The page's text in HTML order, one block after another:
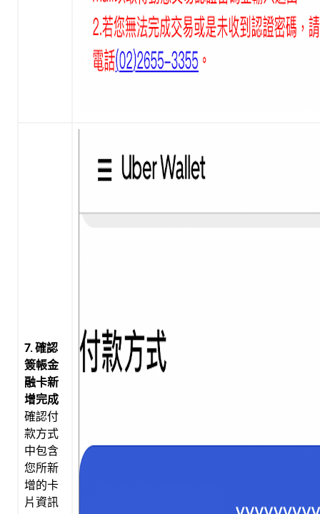
7. 確認
簽帳金
融卡新
增完成
確認付
款方式
中包含
您所新
增的卡
片資訊